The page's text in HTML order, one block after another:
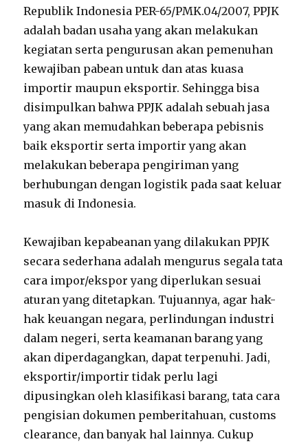
Republik Indonesia PER-65/PMK.04/2007, PPJK
adalah badan usaha yang akan melakukan
kegiatan serta pengurusan akan pemenuhan
kewajiban pabean untuk dan atas kuasa
importir maupun eksportir. Sehingga bisa
disimpulkan bahwa PPJK adalah sebuah jasa
yang akan memudahkan beberapa pebisnis
baik eksportir serta importir yang akan
melakukan beberapa pengiriman yang
berhubungan dengan logistik pada saat keluar
masuk di Indonesia.
Kewajiban kepabeanan yang dilakukan PPJK
secara sederhana adalah mengurus segala tata
cara impor/ekspor yang diperlukan sesuai
aturan yang ditetapkan. Tujuannya, agar hak-
hak keuangan negara, perlindungan industri
dalam negeri, serta keamanan barang yang
akan diperdagangkan, dapat terpenuhi. Jadi,
eksportir/importir tidak perlu lagi
dipusingkan oleh klasifikasi barang, tata cara
pengisian dokumen pemberitahuan, customs
clearance, dan banyak hal lainnya. Cukup